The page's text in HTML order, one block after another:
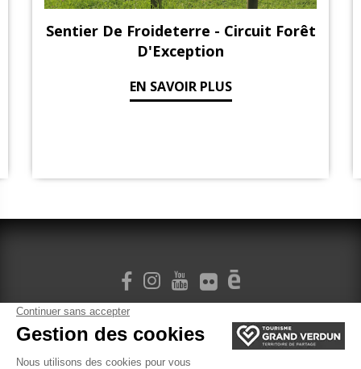
Sentier De Froideterre - Circuit Forêt
D'Exception
EN SAVOIR PLUS